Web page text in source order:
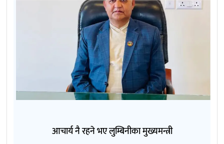
आचार्य नै रहने भए लुम्बिनीका मुख्यमन्त्री